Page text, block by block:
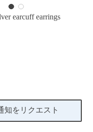
earcuff earrings
知をリクエスト